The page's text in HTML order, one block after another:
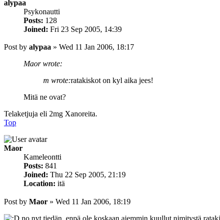
alypaa
Psykonautti
Posts: 128
Joined: Fri 23 Sep 2005, 14:39
Post by alypaa » Wed 11 Jan 2006, 18:17
Maor wrote:
m wrote:ratakiskot on kyl aika jees!
Mitä ne ovat?
Telaketjuja eli 2mg Xanoreita.
Top
Maor
Kameleontti
Posts: 841
Joined: Thu 22 Sep 2005, 21:19
Location: itä
Post by Maor » Wed 11 Jan 2006, 18:19
no nyt tiedän, enpä ole koskaan aiemmin kuullut nimitystä